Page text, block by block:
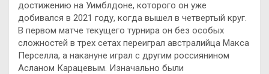
достижению на Уимблдоне, которого он уже
добивался в 2021 году, когда вышел в четвертый круг.
В первом матче текущего турнира он без особых
сложностей в трех сетах переиграл австралийца Макса
Перселла, а накануне играл с другим россиянином
Асланом Карацевым. Изначально были